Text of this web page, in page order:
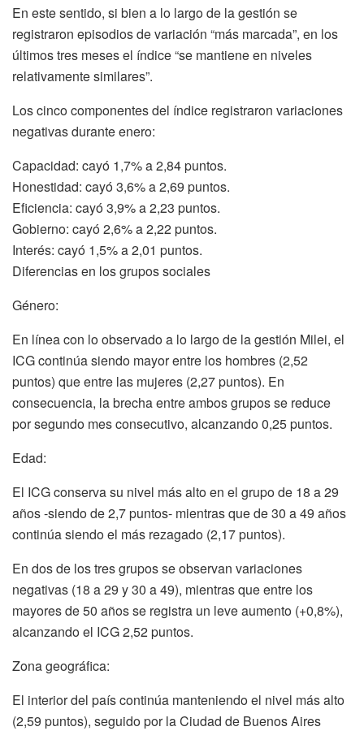
En este sentido, si bien a lo largo de la gestión se
registraron episodios de variación “más marcada”, en los
últimos tres meses el índice “se mantiene en niveles
relativamente similares”.
Los cinco componentes del índice registraron variaciones
negativas durante enero:
Capacidad: cayó 1,7% a 2,84 puntos.
Honestidad: cayó 3,6% a 2,69 puntos.
Eficiencia: cayó 3,9% a 2,23 puntos.
Gobierno: cayó 2,6% a 2,22 puntos.
Interés: cayó 1,5% a 2,01 puntos.
Diferencias en los grupos sociales
Género:
En línea con lo observado a lo largo de la gestión Milei, el
ICG continúa siendo mayor entre los hombres (2,52
puntos) que entre las mujeres (2,27 puntos). En
consecuencia, la brecha entre ambos grupos se reduce
por segundo mes consecutivo, alcanzando 0,25 puntos.
Edad:
El ICG conserva su nivel más alto en el grupo de 18 a 29
años -siendo de 2,7 puntos- mientras que de 30 a 49 años
continúa siendo el más rezagado (2,17 puntos).
En dos de los tres grupos se observan variaciones
negativas (18 a 29 y 30 a 49), mientras que entre los
mayores de 50 años se registra un leve aumento (+0,8%),
alcanzando el ICG 2,52 puntos.
Zona geográfica:
El interior del país continúa manteniendo el nivel más alto
(2,59 puntos), seguido por la Ciudad de Buenos Aires